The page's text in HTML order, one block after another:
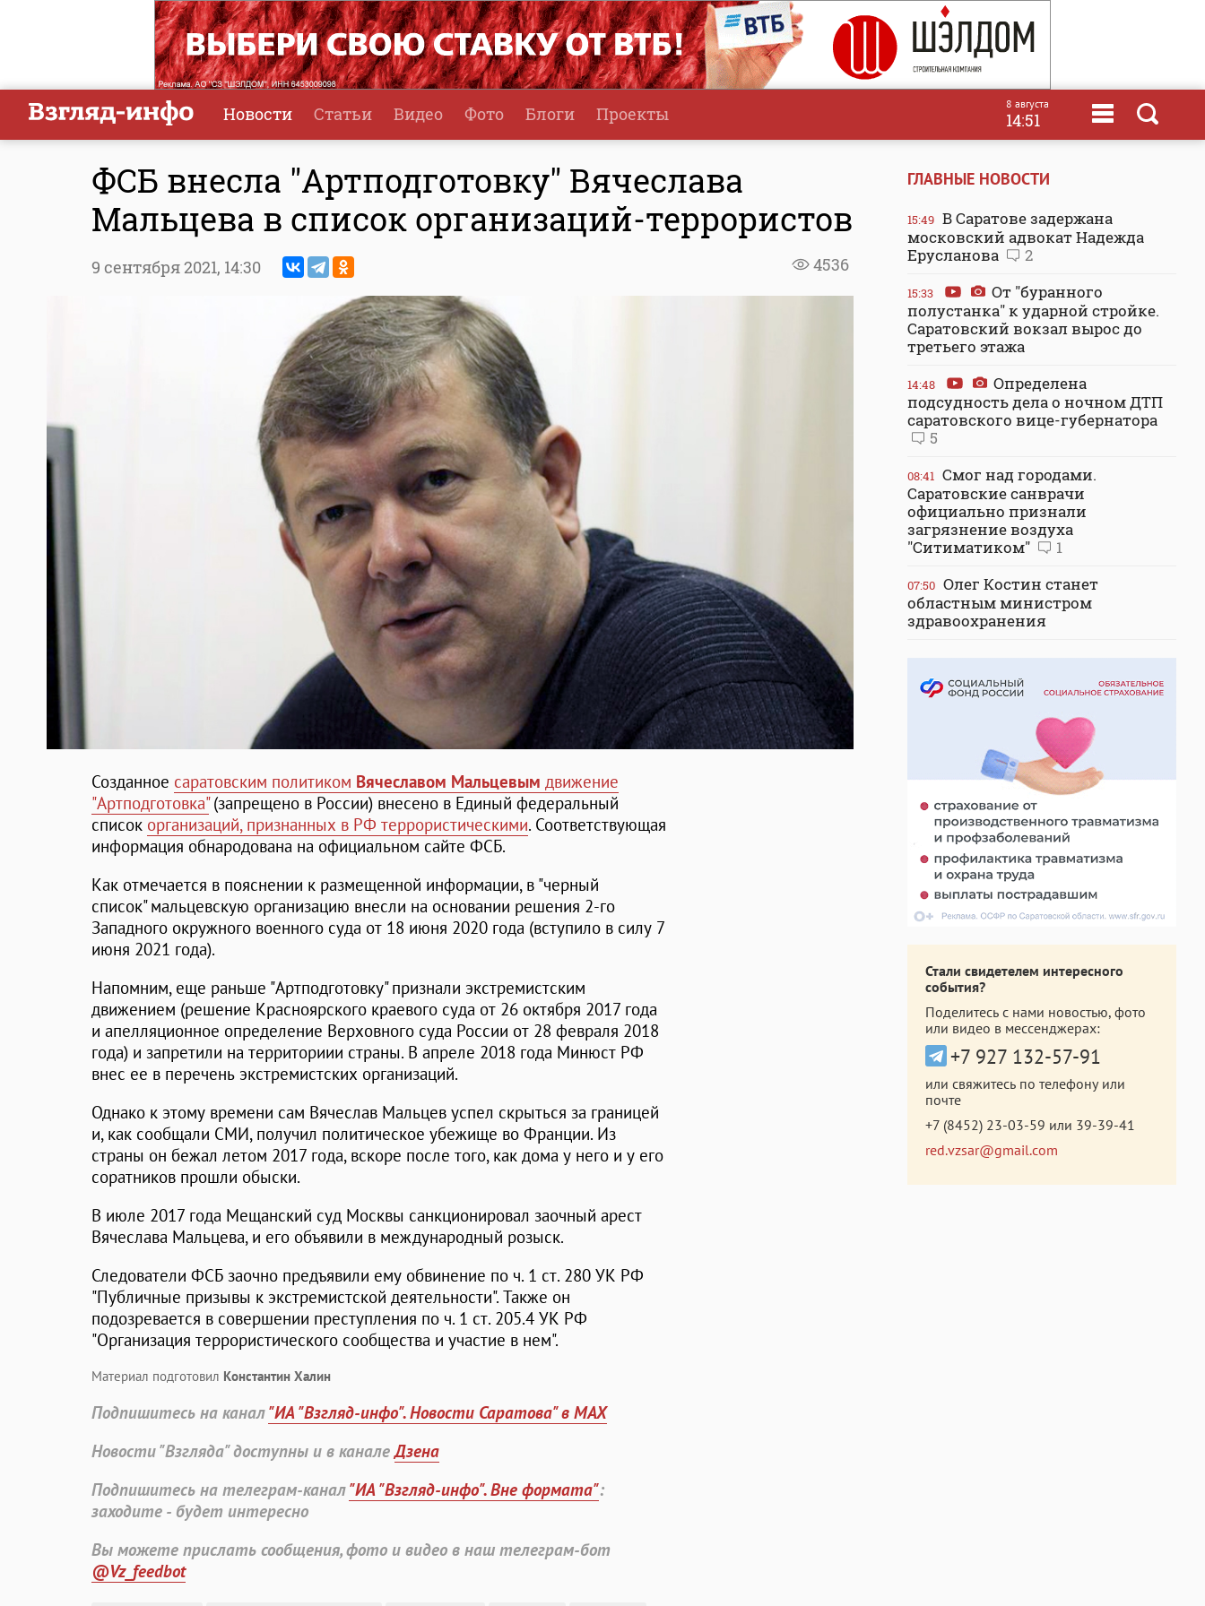
Новости Статьи Видео Фото Блоги Проекты 8 августа
14:51
ФСБ внесла "Артподготовку" Вячеслава
Мальцева в список организаций-террористов
4536
9 сентября 2021, 14:30
Созданное саратовским политиком Вячеславом Мальцевым движение
"Артподготовка"(запрещено в России) внесено в Единый федеральный
список организаций, признанных в РФ террористическими. Соответствующая
информация обнародована на официальном сайте ФСБ.
Как отмечается в пояснении к размещенной информации, в "черный
список" мальцевскую организацию внесли на основании решения 2-го
Западного окружного военного суда от 18 июня 2020 года (вступило в силу 7
июня 2021 года).
Напомним, еще раньше "Артподготовку" признали экстремистским
движением (решение Красноярского краевого суда от 26 октября 2017 года
и апелляционное определение Верховного суда России от 28 февраля 2018
года) и запретили на территориии страны. В апреле 2018 года Минюст РФ
внес ее в перечень экстремистских организаций.
Однако к этому времени сам Вячеслав Мальцев успел скрыться за границей
и, как сообщали СМИ, получил политическое убежище во Франции. Из
страны он бежал летом 2017 года, вскоре после того, как дома у него и у его
соратников прошли обыски.
В июле 2017 года Мещанский суд Москвы санкционировал заочный арест
Вячеслава Мальцева, и его объявили в международный розыск.
Следователи ФСБ заочно предъявили ему обвинение по ч. 1 ст. 280 УК РФ
"Публичные призывы к экстремистской деятельности". Также он
подозревается в совершении преступления по ч. 1 ст. 205.4 УК РФ
"Организация террористического сообщества и участие в нем".
Материал подготовил Константин Халин
Подпишитесь на канал"ИА "Взгляд-инфо". Новости Саратова" в MAX
Новости "Взгляда" доступны и в каналеДзена
Подпишитесь на телеграм-канал"ИА "Взгляд-инфо". Вне формата":
заходите - будет интересно
Вы можете прислать сообщения, фото и видео в наш телеграм-бот
@Vz_feedbot
ГЛАВНЫЕ НОВОСТИ
15:49 В Саратове задержана
московский адвокат Надежда
Ерусланова
2
15:33
От "буранного
полустанка" к ударной стройке.
Саратовский вокзал вырос до
третьего этажа
14:48
Определена
подсудность дела о ночном ДТП
саратовского вице-губернатора
5
08:41 Смог над городами.
Саратовские санврачи
официально признали
загрязнение воздуха
"Ситиматиком"
1
07:50 Олег Костин станет
областным министром
здравоохранения
Стали свидетелем интересного
события?
Поделитесь с нами новостью, фото
или видео в мессенджерах:
+7 927 132-57-91
или свяжитесь по телефону или
почте
+7 (8452) 23-03-59 или 39-39-41
red.vzsar@gmail.com